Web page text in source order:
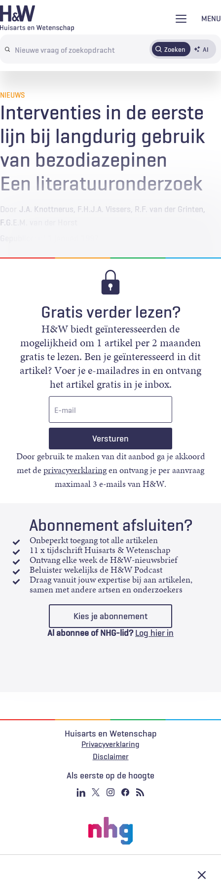
Overslaan
en
de
MENU
Search
terms
Zoeken AI
AbonnerenTijdschrift Inloggen
NIEUWS
Interventies in de eerste
lijn bij langdurig gebruik
van bezodiazepinen
Een literatuuronderzoek
Door J.A. Knottnerus F.H.J.A. Vissers R.F. van der Grinten
F.G.E.M. van der Horst
Gratis verder lezen?
H&W biedt geïnteresseerden de
mogelijkheid om 1 artikel per 2 maanden
gratis te lezen. Ben je geïnteresseerd in dit
artikel? Voer je e-mailadres in en ontvang
het artikel gratis in je inbox.
Door gebruik te maken van dit aanbod ga je akkoord
met deprivacyverklaringen ontvang je per aanvraag
maximaal 3 e-mails van H&W.
Abonnement afsluiten?
Onbeperkt toegang tot alle artikelen
11 x tijdschrift Huisarts & Wetenschap
Ontvang elke week de H&W-nieuwsbrief
Beluister wekelijks de H&W Podcast
Draag vanuit jouw expertise bij aan artikelen,
samen met andere artsen en onderzoekers
Kies je abonnement
Al abonnee of NHG-lid? Log hier in
Huisarts en Wetenschap
Privacyverklaring
Voet
Disclaimer
Als eerste op de hoogte